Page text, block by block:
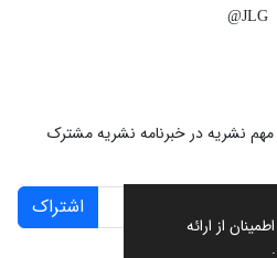
از ارائه
JLG@
مهم نشریه در خبرنامه نشریه مشترک
اشتراک